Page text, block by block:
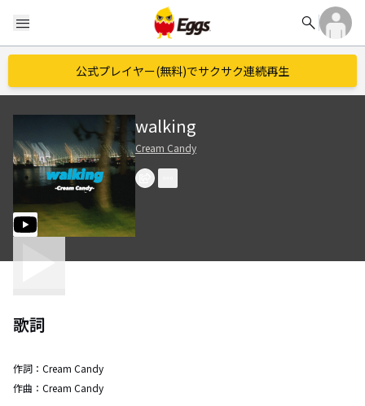
menu search
公式プレイヤー(無料)でサクサク連続再生
walking
Cream Candy
歌詞
作詞： Cream Candy
作曲： Cream Candy